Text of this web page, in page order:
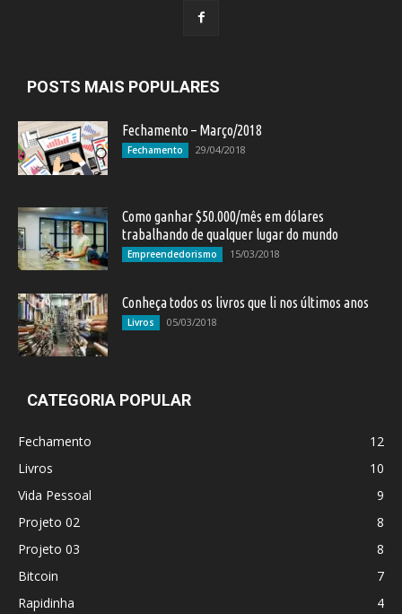
POSTS MAIS POPULARES
Fechamento – Março/2018
Fechamento 29/04/2018
Como ganhar $50.000/mês em dólares
trabalhando de qualquer lugar do mundo
Empreendedorismo 15/03/2018
Conheça todos os livros que li nos últimos anos
Livros 05/03/2018
CATEGORIA POPULAR
Fechamento
12
Livros
10
Vida Pessoal
9
Projeto 02
8
Projeto 03
8
Bitcoin
7
Rapidinha
4